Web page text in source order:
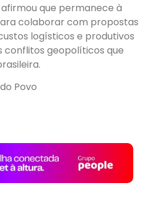
que permanece à
colaborar com propostas
logísticos e produtivos
conflitos geopolíticos que
Povo